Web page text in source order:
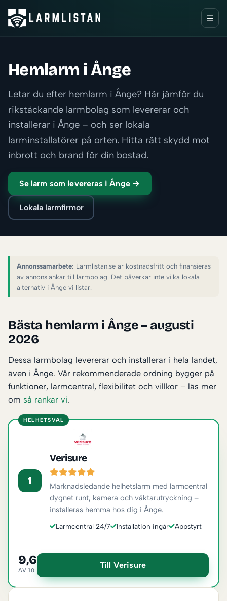
☰
Hemlarm i Ånge
Letar du efter hemlarm i Ånge? Här jämför du
rikstäckande larmbolag som levererar och
installerar i Ånge – och ser lokala
larminstallatörer på orten. Hitta rätt skydd mot
inbrott och brand för din bostad.
Se larm som levereras i Ånge →
Lokala larmfirmor
Annonssamarbete: Larmlistan.se är kostnadsfritt och finansieras
av annonslänkar till larmbolag. Det påverkar inte vilka lokala
alternativ i Ånge vi listar.
Bästa hemlarm i Ånge – augusti
2026
Dessa larmbolag levererar och installerar i hela landet,
även i Ånge. Vår rekommenderade ordning bygger på
funktioner, larmcentral, flexibilitet och villkor – läs mer
om så rankar vi.
HELHETSVAL
1
Verisure
Marknadsledande helhetslarm med larmcentral
dygnet runt, kamera och väktarutryckning –
installeras hemma hos dig i Ånge.
Larmcentral 24/7 Installation ingår Appstyrt
9,6
AV 10
Till Verisure